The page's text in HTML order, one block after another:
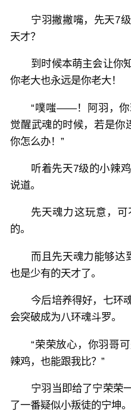
宁羽撇撇嘴，先天7
天才？
到时候本萌主会让你
你老大也永远是你老大！
“噗嗤——！阿羽，你
觉醒武魂的时候，若是你
你怎么办！”
听着先天7级的小辣
说道。
先天魂力这玩意，
的。
而且先天魂力能够达
也是少有的天才了。
今后培养得好，七环
会突破成为八环魂斗罗。
“荣荣放心，你羽哥
辣鸡，也能跟我比？”
宁羽当即给了宁荣荣
了一番疑似小叛徒的宁坤。